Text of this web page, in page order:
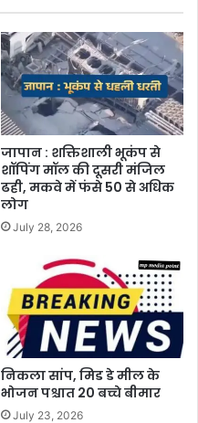
जापान : शक्तिशाली भूकंप से
शॉपिंग मॉल की दूसरी मंजिल
ढही, मकवे में फंसे 50 से अधिक
लोग
July 28, 2026
निकला सांप, मिड डे मील के
भोजन पश्चात 20 बच्चे बीमार
July 23, 2026